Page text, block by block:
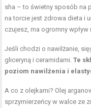
sha – to świetny sposób na
na torcie jest zdrowa dieta i
czujesz, ma ogromny
Jeśli chodzi o nawilżanie,
gliceryną i ceramidami.Te
poziom nawilżenia i
A co z olejkami? Olej
sprzymierzeńcy w walce ze